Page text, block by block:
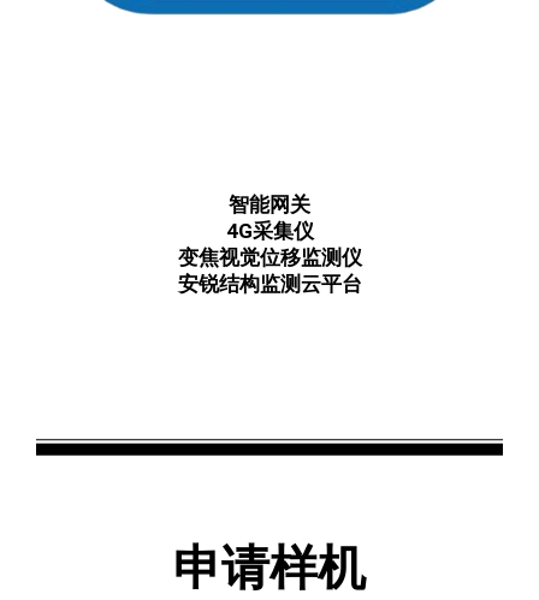
智能网关
4G采集仪
变焦视觉位移监测仪
安锐结构监测云平台
申请样机